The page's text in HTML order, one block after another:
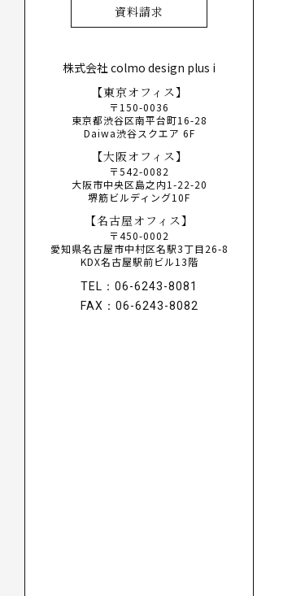
資料請求
株式会社 colmo design plus i
【東京オフィス】
〒150-0036
東京都渋谷区南平台町16-28
Daiwa渋谷スクエア 6F
【大阪オフィス】
〒542-0082
大阪市中央区島之内1-22-20
堺筋ビルディング10F
【名古屋オフィス】
〒450-0002
愛知県名古屋市中村区名駅3丁目26-8
KDX名古屋駅前ビル13階
TEL：06-6243-8081
FAX：06-6243-8082